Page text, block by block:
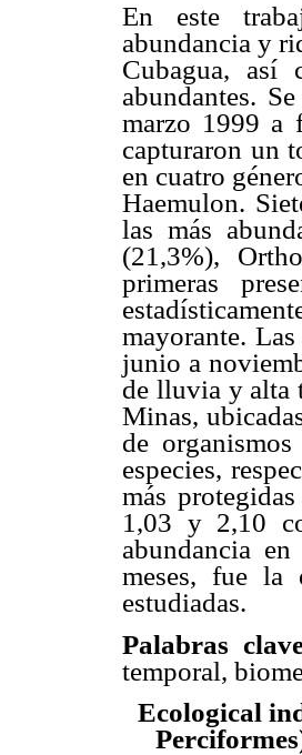
En este
abundancia y
Cubagua, así
abundantes.
marzo 1999 a
capturaron un
en cuatro
Haemulon.
las más
(21,3%),
primeras
mayorante.
junio a
de lluvia y alta
Minas,
de
especies,
más
1,03 y 2,10
abundancia
meses, fue la
estudiadas.
Palabras
temporal,
Ecological